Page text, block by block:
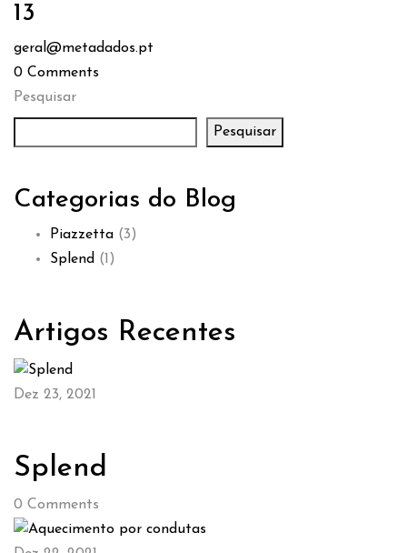
13
geral@metadados.pt
0 Comments
Pesquisar
Pesquisar
Categorias do Blog
Piazzetta (3)
Splend (1)
Artigos Recentes
Dez 23, 2021
Splend
0 Comments